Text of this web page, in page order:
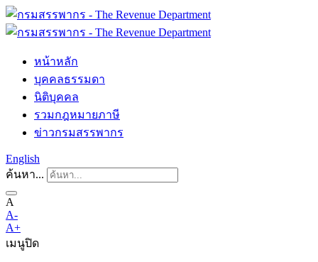
หน้าหลัก
บุคคลธรรมดา
นิติบุคคล
รวมกฎหมายภาษี
ข่าวกรมสรรพากร
English
ค้นหา...
A
A-
A+
เมนูปิด